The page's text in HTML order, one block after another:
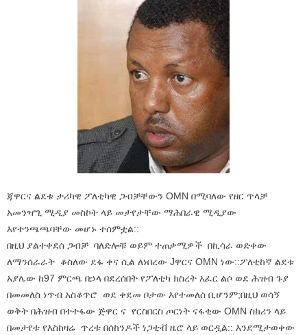
ጃዋርና ልደቱ ታሪካዊ ፖለቲካዊ ጋብቻቸውን OMN በሚባለው የዘር ጥላቻ
አመንዣጊ ሚዲያ መስኮት ላይ መታየታቸው ማሕበራዊ ሚዲያው
እየተንጫጫባቸው መሆኑ ተሰምቷል::
በዚህ ያልተቀደሰ ጋብቻ ባለድሎቹ ወይም ተጠቃሚዎች በኪሳራ ወድቀው
ለማንሰራራት ቆስለው ደፋ ቀና ሲል ለነበረው Jዋርና OMN ነው::ፖለቲከኛ ልደቱ
አያሌው ከ97 ምርጫ በኃላ በደረሰበት የፖለቲካ ክስረት አፈር ልሶ ወደ ሕዝብ ጉያ
በመመለስ ነጥብ አስቆጥሮ ወደ ቀደመ ቦታው እየተመለሰ ቢሆንም;በዚህ ወሳኝ
ወቅት በሕዝብ በተተፋው ጅዋር ና የርስበርስ ጦርነት ናፋቂው OMN ስክሪን ላይ
በመታየቱ የእስከዛሬ ጥረቱ በሰከንዶች ነጋቲቭ ዜሮ ላይ ወርዷል:: እንደሚታወቀው